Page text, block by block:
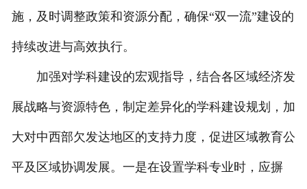
施，及时调整政策和资源分配，确保“双一流”建设的
持续改进与高效执行。
加强对学科建设的宏观指导，结合各区域经济发
展战略与资源特色，制定差异化的学科建设规划，加
大对中西部欠发达地区的支持力度，促进区域教育公
平及区域协调发展。一是在设置学科专业时，应摒